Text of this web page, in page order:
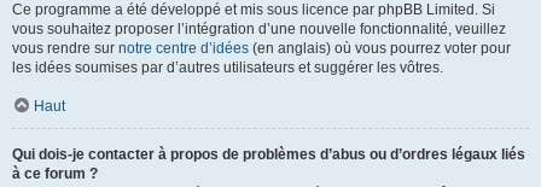
Ce programme a été développé et mis sous licence par phpBB Limited. Si
vous souhaitez proposer l’intégration d’une nouvelle fonctionnalité, veuillez
vous rendre sur notre centre d’idées (en anglais) où vous pourrez voter pour
les idées soumises par d’autres utilisateurs et suggérer les vôtres.
Haut
Qui dois-je contacter à propos de problèmes d’abus ou d’ordres légaux liés
à ce forum ?